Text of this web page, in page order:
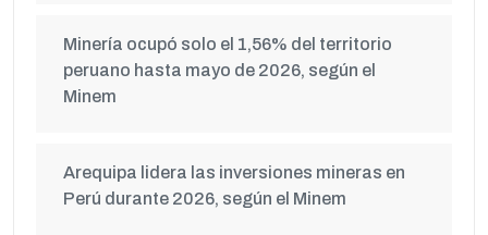
Minería ocupó solo el 1,56% del territorio
peruano hasta mayo de 2026, según el
Minem
Arequipa lidera las inversiones mineras en
Perú durante 2026, según el Minem